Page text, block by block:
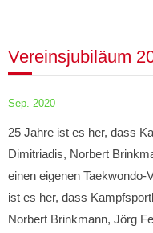
Vereinsjubiläum
Sep. 2020
25 Jahre ist es her, dass
Dimitriadis, Norbert
einen eigenen Taekwondo-
ist es her, dass
Norbert Brinkmann, Jörg